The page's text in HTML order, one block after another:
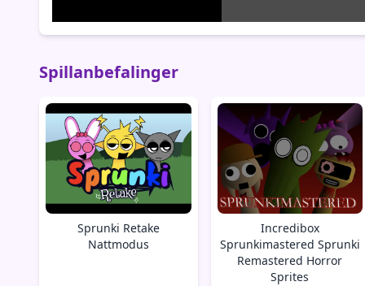
Spillanbefalinger
Sprunki Retake
Nattmodus
Incredibox
Sprunkimastered Sprunki
Remastered Horror
Sprites